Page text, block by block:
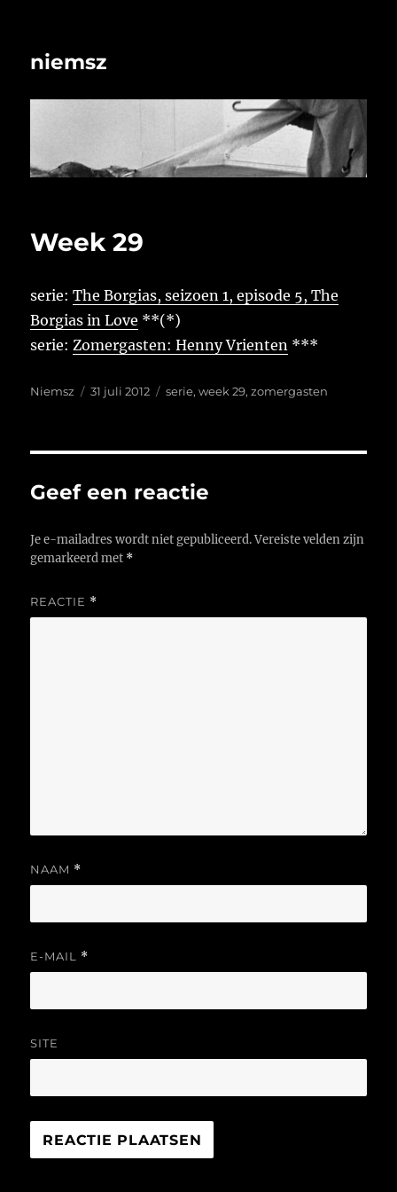
niemsz
Week 29
serie:The Borgias, seizoen 1, episode 5, The
Borgias in Love **(*)
serie:Zomergasten: Henny Vrienten ***
Auteur
Niemsz
Geplaatst
31 juli 2012 Tags
serie,week 29,zomergasten
Geef een reactie
Je e-mailadres wordt niet gepubliceerd. Vereiste velden zijn
gemarkeerd met *
REACTIE *
NAAM *
E-MAIL *
SITE